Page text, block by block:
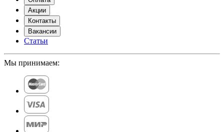
Акции
Контакты
Вакансии
Статьи
Мы принимаем: